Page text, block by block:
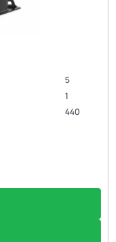
5
1
440